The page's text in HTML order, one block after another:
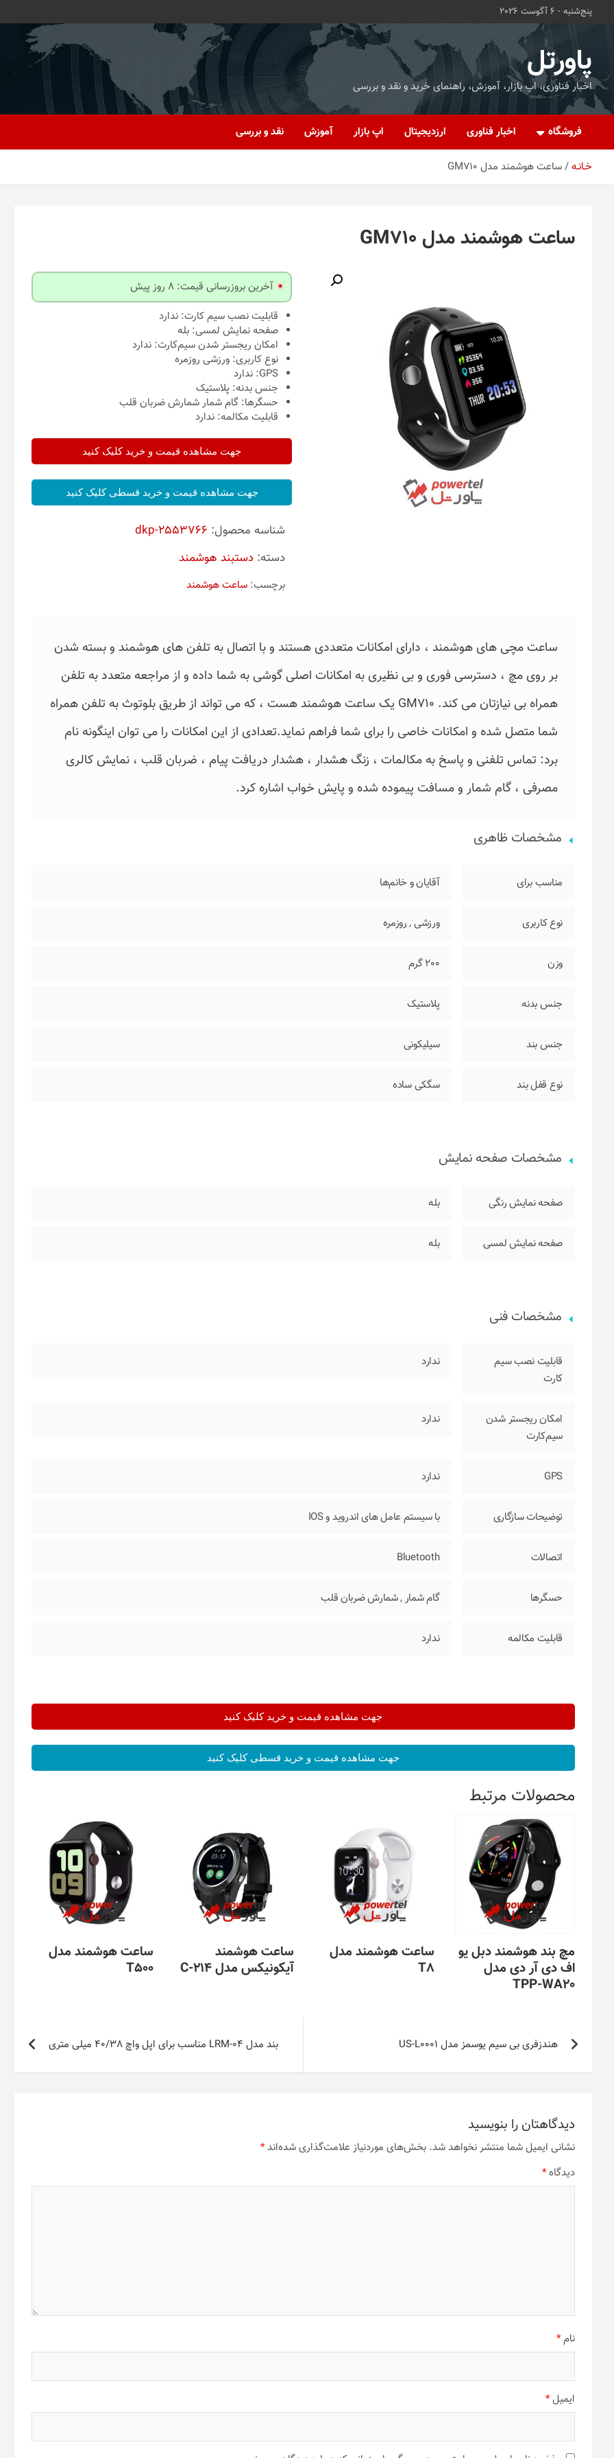
پنج‌شنبه - 6 آگوست 2026
پاورتل
اخبار فناوری، اپ بازار، آموزش، راهنمای خرید و نقد و بررسی
فروشگاه اخبار فناوری ارزدیجیتال اپ بازار آموزش نقد و بررسی
خـانـه ساعت هوشمند مدل GM710
ساعت هوشمند مدل GM710
آخرین بروزرسانی قیمت: 8 روز پیش
قابلیت نصب سیم کارت: ندارد
صفحه نمایش لمسی: بله
امکان ریجستر شدن سیم‌کارت: ندارد
نوع کاربری: ورزشیروزمره
GPS: ندارد
جنس بدنه: پلاستیک
حسگرها: گام شمارشمارش ضربان قلب
قابلیت مکالمه: ندارد
جهت مشاهده قیمت و خرید کلیک کنید
جهت مشاهده قیمت و خرید قسطی کلیک کنید
شناسه محصول: dkp-2553766
دسته: دستبند هوشمند
برچسب: ساعت هوشمند
ساعت مچی های هوشمند ، دارای امکانات متعددی هستند و با اتصال به تلفن های هوشمند و بسته شدن
بر روی مچ ، دسترسی فوری و بی نظیری به امکانات اصلی گوشی به شما داده و از مراجعه متعدد به تلفن
همراه بی نیازتان می کند. GM710 یک ساعت هوشمند هست ، که می تواند از طریق بلوتوث به تلفن همراه
شما متصل شده و امکانات خاصی را برای شما فراهم نماید.تعدادی از این امکانات را می توان اینگونه نام
برد: تماس تلفنی و پاسخ به مکالمات ، زنگ هشدار ، هشدار دریافت پیام ، ضربان قلب ، نمایش کالری
مصرفی ، گام شمار و مسافت پیموده شده و پایش خواب اشاره کرد.
مشخصات ظاهری
مناسب برای آقایان و خانم‌ها
نوع کاربری ورزشی,روزمره
وزن 200 گرم
جنس بدنه پلاستیک
جنس بند سیلیکونی
نوع قفل بند سگکی ساده
مشخصات صفحه نمایش
صفحه نمایش رنگی بله
صفحه نمایش لمسی بله
مشخصات فنی
قابلیت نصب سیم
کارت
ندارد
امکان ریجستر شدن
سیم‌کارت
ندارد
GPS ندارد
توضیحات سازگاری با سیستم عامل های اندروید و IOS
اتصالات Bluetooth
حسگرها گام شمار,شمارش ضربان قلب
قابلیت مکالمه ندارد
جهت مشاهده قیمت و خرید کلیک کنید
جهت مشاهده قیمت و خرید قسطی کلیک کنید
محصولات مرتبط
مچ بند هوشمند دبل یو
اف دی آر دی مدل
TPP-WA20
ساعت هوشمند مدل
T8
ساعت هوشمند
آیکونیکس مدل C-214
ساعت هوشمند مدل
T500
راهبری
نوشتههندزفری بی سیم یوسمز مدل US-L0001 بند مدل LRM-04 مناسب برای اپل واچ 40/38 میلی متری
دیدگاهتان را بنویسید
نشانی ایمیل شما منتشر نخواهد شد. بخش‌های موردنیاز علامت‌گذاری شده‌اند*
دیدگاه*
نام*
ایمیل*